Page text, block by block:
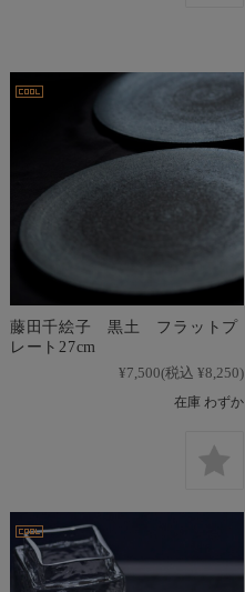
藤田千絵子 黒土 フラットプ
レート27cm
¥7,500(税込 ¥8,250)
在庫 わずか